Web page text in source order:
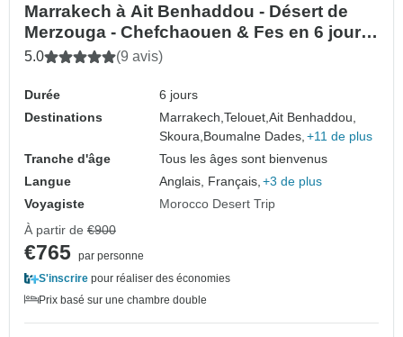
Marrakech à Ait Benhaddou - Désert de
Merzouga - Chefchaouen & Fes en 6 jours
Circuit privé
5.0 (9 avis)
Durée
6 jours
Destinations
Marrakech,Telouet,Ait Benhaddou,
Skoura, Boumalne Dades, +11 de plus
Tranche d'âge
Tous les âges sont bienvenus
Langue
Anglais, Français, +3 de plus
Voyagiste
Morocco Desert Trip
À partir de €900
€765 par personne
S'inscrire pour réaliser des économies
Prix basé sur une chambre double